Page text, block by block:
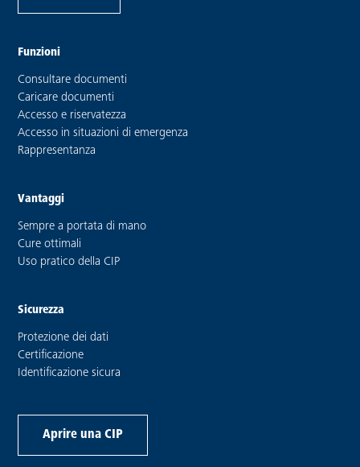
Funzioni
Consultare documenti
Caricare documenti
Accesso e riservatezza
Accesso in situazioni di emergenza
Rappresentanza
Vantaggi
Sempre a portata di mano
Cure ottimali
Uso pratico della CIP
Sicurezza
Protezione dei dati
Certificazione
Identificazione sicura
Aprire una CIP